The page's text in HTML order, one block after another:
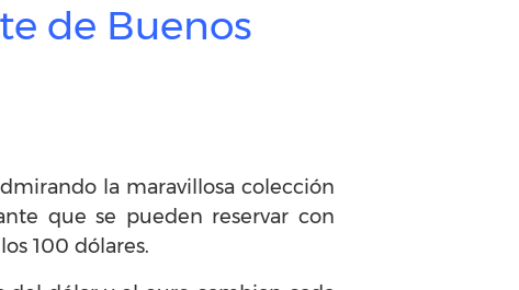
de Buenos
la maravillosa colección
que se pueden reservar con
100 dólares.